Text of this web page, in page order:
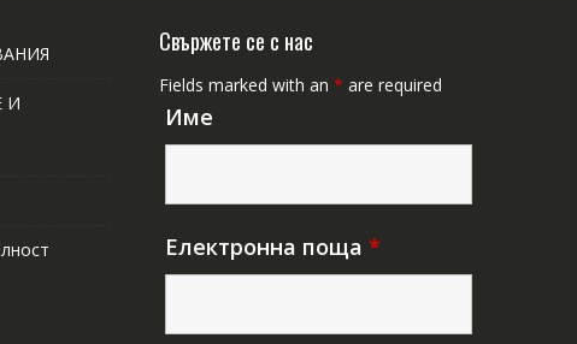
И
Свържете се с нас
Fields marked with an * are required
Име
Електронна поща *